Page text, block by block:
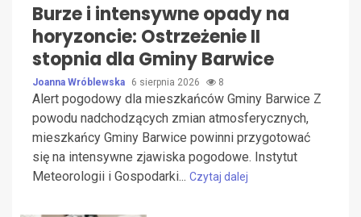
Burze i intensywne opady na
horyzoncie: Ostrzeżenie II
stopnia dla Gminy Barwice
Joanna Wróblewska 6 sierpnia 2026 8
Alert pogodowy dla mieszkańców Gminy Barwice Z
powodu nadchodzących zmian atmosferycznych,
mieszkańcy Gminy Barwice powinni przygotować
się na intensywne zjawiska pogodowe. Instytut
Meteorologii i Gospodarki... Czytaj dalej